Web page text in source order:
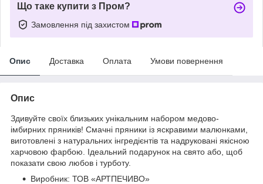
Що таке купити з Пром?
Замовлення під захистом
Опис Доставка Оплата Умови повернення
Опис
Здивуйте своїх близьких унікальним набором медово-
імбирних пряників! Смачні пряники із яскравими малюнками,
виготовлені з натуральних інгредієнтів та надруковані якісною
харчовою фарбою. Ідеальний подарунок на свято або, щоб
показати свою любов і турботу.
Виробник: ТОВ «АРТПЕЧИВО»